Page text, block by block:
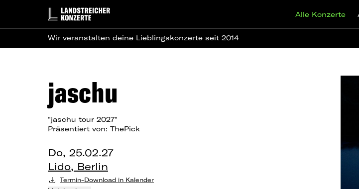
Alle Konzerte
Wir veranstalten deine Lieblingskonzerte seit 2014
jaschu
"jaschu tour 2027"
Präsentiert von: ThePick
Do, 25.02.27
Lido, Berlin
Termin-Download in Kalender